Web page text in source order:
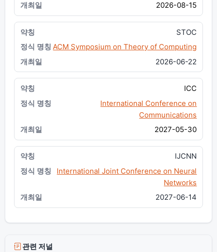
2026-08-15
STOC
ACM Symposium on Theory of Computing
2026-06-22
ICC
International Conference on
Communications
2027-05-30
IJCNN
International Joint Conference on Neural
Networks
2027-06-14
관련 저널